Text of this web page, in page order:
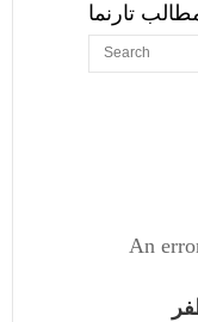
تارنما
An